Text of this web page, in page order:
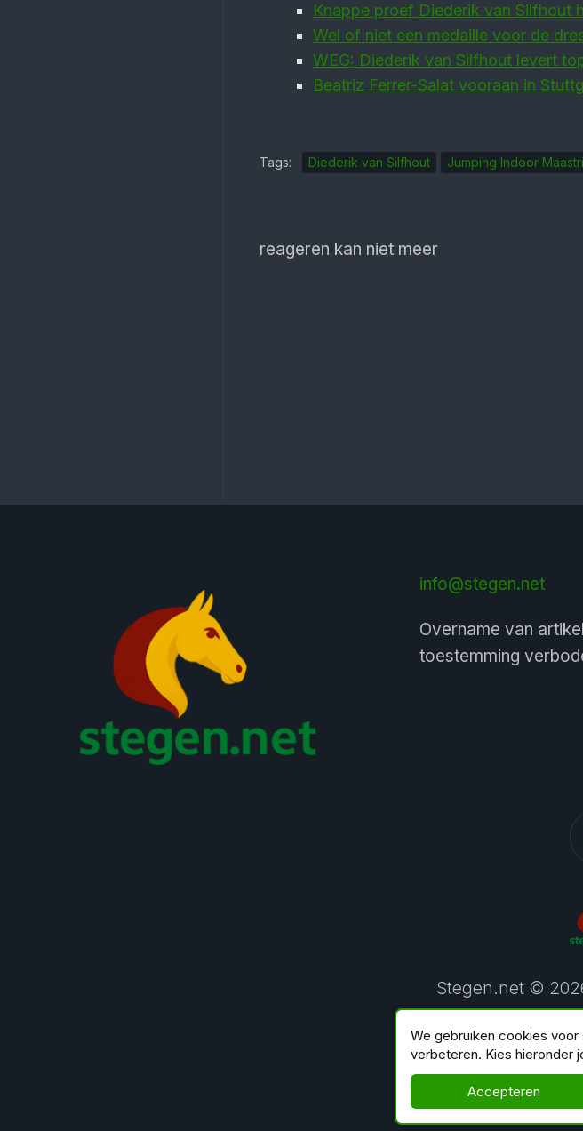
Knappe proef Diederik van Silfhout
Wel of niet een medaille voor de
WEG: Diederik van Silfhout levert
Beatriz Ferrer-Salat vooraan in
Tags: Diederik van Silfhout Jumping Indoor
reageren kan niet meer
info@stegen.net
Overname van
toestemming
Stegen.net ©
We gebruiken cookies
verbeteren. Kies hieronder
Accepteren